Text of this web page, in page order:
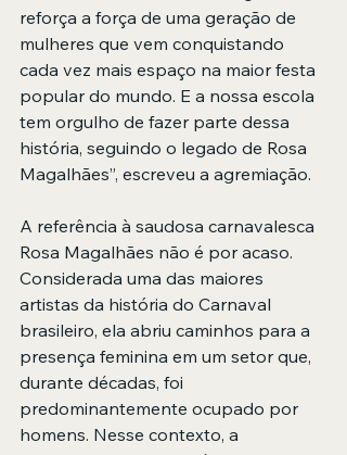
reforça a força de uma geração de
mulheres que vem conquistando
cada vez mais espaço na maior festa
popular do mundo. E a nossa escola
tem orgulho de fazer parte dessa
história, seguindo o legado de Rosa
Magalhães”, escreveu a agremiação.
A referência à saudosa carnavalesca
Rosa Magalhães não é por acaso.
Considerada uma das maiores
artistas da história do Carnaval
brasileiro, ela abriu caminhos para a
presença feminina em um setor que,
durante décadas, foi
predominantemente ocupado por
homens. Nesse contexto, a